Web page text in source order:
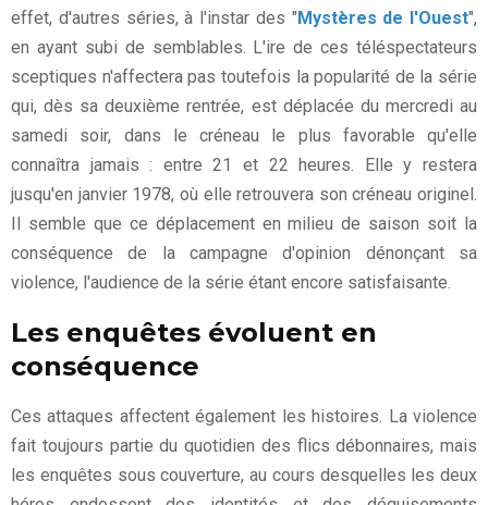
effet, d'autres séries, à l'instar des "Mystères de l'Ouest",
en ayant subi de semblables. L'ire de ces téléspectateurs
sceptiques n'affectera pas toutefois la popularité de la série
qui, dès sa deuxième rentrée, est déplacée du mercredi au
samedi soir, dans le créneau le plus favorable qu'elle
connaîtra jamais : entre 21 et 22 heures. Elle y restera
jusqu'en janvier 1978, où elle retrouvera son créneau originel.
Il semble que ce déplacement en milieu de saison soit la
conséquence de la campagne d'opinion dénonçant sa
violence, l'audience de la série étant encore satisfaisante.
Les enquêtes évoluent en
conséquence
Ces attaques affectent également les histoires. La violence
fait toujours partie du quotidien des flics débonnaires, mais
les enquêtes sous couverture, au cours desquelles les deux